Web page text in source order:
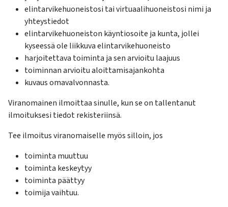
elintarvikehuoneistosi tai virtuaalihuoneistosi nimi ja
yhteystiedot
elintarvikehuoneiston käyntiosoite ja kunta, jollei
kyseessä ole liikkuva elintarvikehuoneisto
harjoitettava toiminta ja sen arvioitu laajuus
toiminnan arvioitu aloittamisajankohta
kuvaus omavalvonnasta.
Viranomainen ilmoittaa sinulle, kun se on tallentanut
ilmoituksesi tiedot rekisteriinsä.
Tee ilmoitus viranomaiselle myös silloin, jos
toiminta muuttuu
toiminta keskeytyy
toiminta päättyy
toimija vaihtuu.